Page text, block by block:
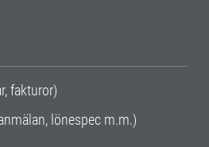
fakturor)
lönespec m.m.)